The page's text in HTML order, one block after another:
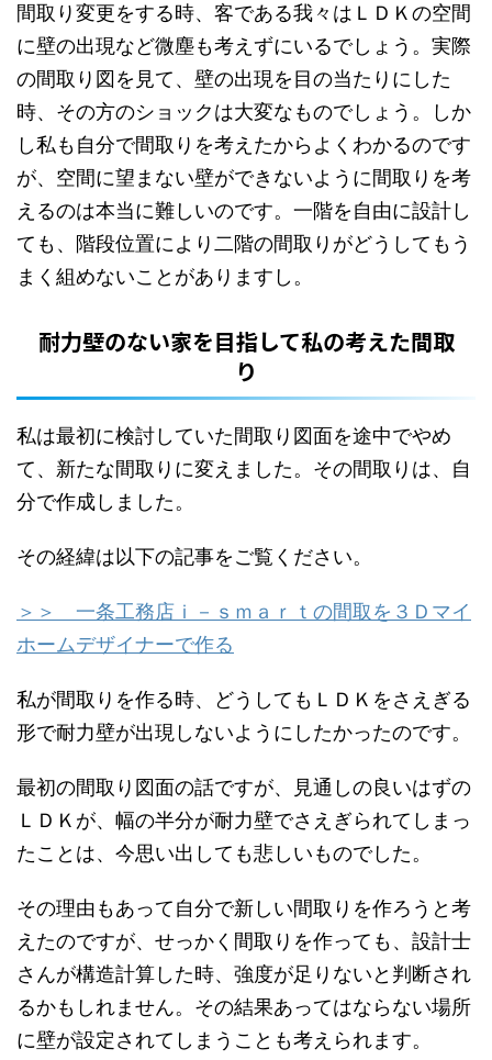
間取り変更をする時、客である我々はＬＤＫの空間
に壁の出現など微塵も考えずにいるでしょう。実際
の間取り図を見て、壁の出現を目の当たりにした
時、その方のショックは大変なものでしょう。しか
し私も自分で間取りを考えたからよくわかるのです
が、空間に望まない壁ができないように間取りを考
えるのは本当に難しいのです。一階を自由に設計し
ても、階段位置により二階の間取りがどうしてもう
まく組めないことがありますし。
耐力壁のない家を目指して私の考えた間取
り
私は最初に検討していた間取り図面を途中でやめ
て、新たな間取りに変えました。その間取りは、自
分で作成しました。
その経緯は以下の記事をご覧ください。
＞＞ 一条工務店ｉ－ｓｍａｒｔの間取を３Ｄマイ
ホームデザイナーで作る
私が間取りを作る時、どうしてもＬＤＫをさえぎる
形で耐力壁が出現しないようにしたかったのです。
最初の間取り図面の話ですが、見通しの良いはずの
ＬＤＫが、幅の半分が耐力壁でさえぎられてしまっ
たことは、今思い出しても悲しいものでした。
その理由もあって自分で新しい間取りを作ろうと考
えたのですが、せっかく間取りを作っても、設計士
さんが構造計算した時、強度が足りないと判断され
るかもしれません。その結果あってはならない場所
に壁が設定されてしまうことも考えられます。